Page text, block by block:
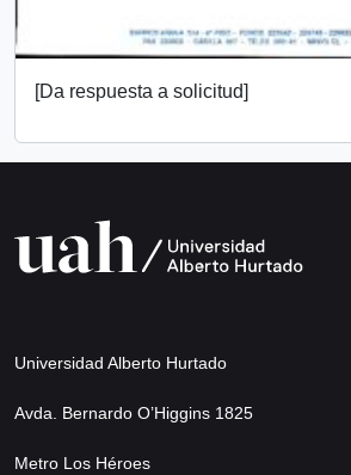
[Da respuesta a solicitud]
Universidad Alberto Hurtado
Avda. Bernardo O’Higgins 1825
Metro Los Héroes